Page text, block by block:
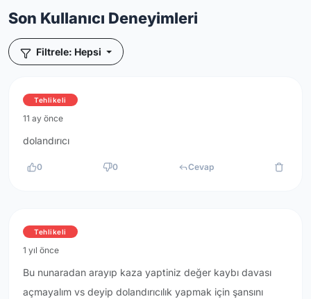
Son Kullanıcı Deneyimleri
Filtrele: Hepsi
Tehlikeli
11 ay önce
dolandırıcı
0 0 Cevap
Tehlikeli
1 yıl önce
Bu nunaradan arayıp kaza yaptiniz değer kaybı davası
açmayalım vs deyip dolandırıcılık yapmak için şansını